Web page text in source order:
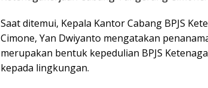
Saat ditemui, Kepala Kantor Cabang BPJS
Cimone, Yan Dwiyanto mengatakan
merupakan bentuk kepedulian BPJS
kepada lingkungan.